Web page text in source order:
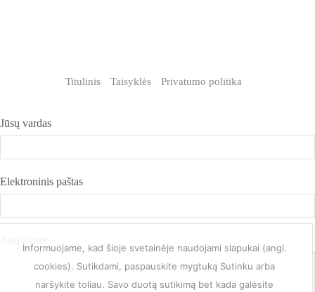
Titulinis Taisyklės Privatumo politika
Jūsų vardas
Elektroninis paštas
Informuojame, kad šioje svetainėje naudojami slapukai (angl.
cookies). Sutikdami, paspauskite mygtuką Sutinku arba
naršykite toliau. Savo duotą sutikimą bet kada galėsite